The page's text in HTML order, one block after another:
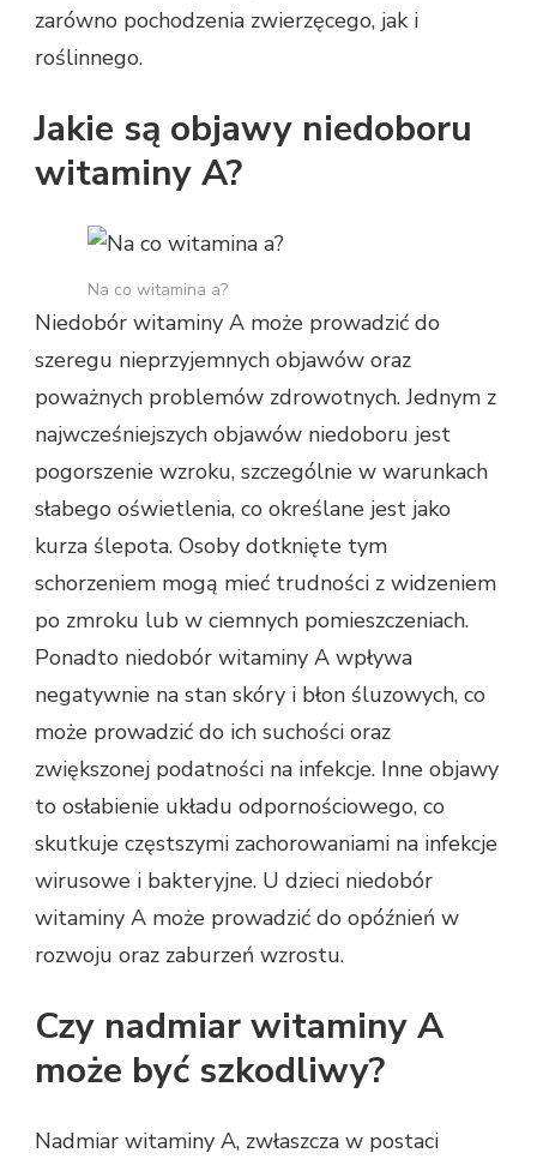
zarówno pochodzenia zwierzęcego, jak i
roślinnego.
Jakie są objawy niedoboru
witaminy A?
Na co witamina a?
Niedobór witaminy A może prowadzić do
szeregu nieprzyjemnych objawów oraz
poważnych problemów zdrowotnych. Jednym z
najwcześniejszych objawów niedoboru jest
pogorszenie wzroku, szczególnie w warunkach
słabego oświetlenia, co określane jest jako
kurza ślepota. Osoby dotknięte tym
schorzeniem mogą mieć trudności z widzeniem
po zmroku lub w ciemnych pomieszczeniach.
Ponadto niedobór witaminy A wpływa
negatywnie na stan skóry i błon śluzowych, co
może prowadzić do ich suchości oraz
zwiększonej podatności na infekcje. Inne objawy
to osłabienie układu odpornościowego, co
skutkuje częstszymi zachorowaniami na infekcje
wirusowe i bakteryjne. U dzieci niedobór
witaminy A może prowadzić do opóźnień w
rozwoju oraz zaburzeń wzrostu.
Czy nadmiar witaminy A
może być szkodliwy?
Nadmiar witaminy A, zwłaszcza w postaci